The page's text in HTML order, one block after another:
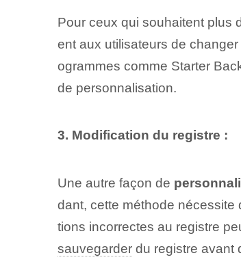
Pour ceux qui souhaitent plus
ent aux utilisateurs de
ogrammes comme Starter
de personnalisation.
3. Modification du ⁤registre :
Une autre façon de
dant, cette méthode
tions incorrectes au registre
sauvegarderdu ‌registre⁤ avant